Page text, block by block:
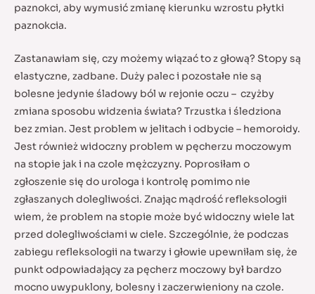
paznokci, aby wymusić zmianę kierunku wzrostu płytki
paznokcia.
Zastanawiam się, czy możemy wiązać to z głową? Stopy są
elastyczne, zadbane. Duży palec i pozostałe nie są
bolesne jedynie śladowy ból w rejonie oczu – czyżby
zmiana sposobu widzenia świata? Trzustka i śledziona
bez zmian. Jest problem w jelitach i odbycie – hemoroidy.
Jest również widoczny problem w pęcherzu moczowym
na stopie jak i na czole mężczyzny. Poprosiłam o
zgłoszenie się do urologa i kontrolę pomimo nie
zgłaszanych dolegliwości. Znając mądrość refleksologii
wiem, że problem na stopie może być widoczny wiele lat
przed dolegliwościami w ciele. Szczególnie, że podczas
zabiegu refleksologii na twarzy i głowie upewniłam się, że
punkt odpowiadający za pęcherz moczowy był bardzo
mocno uwypuklony, bolesny i zaczerwieniony na czole.